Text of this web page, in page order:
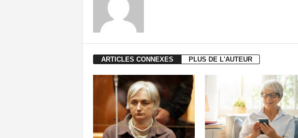
ARTICLES CONNEXES PLUS DE L'AUTEUR